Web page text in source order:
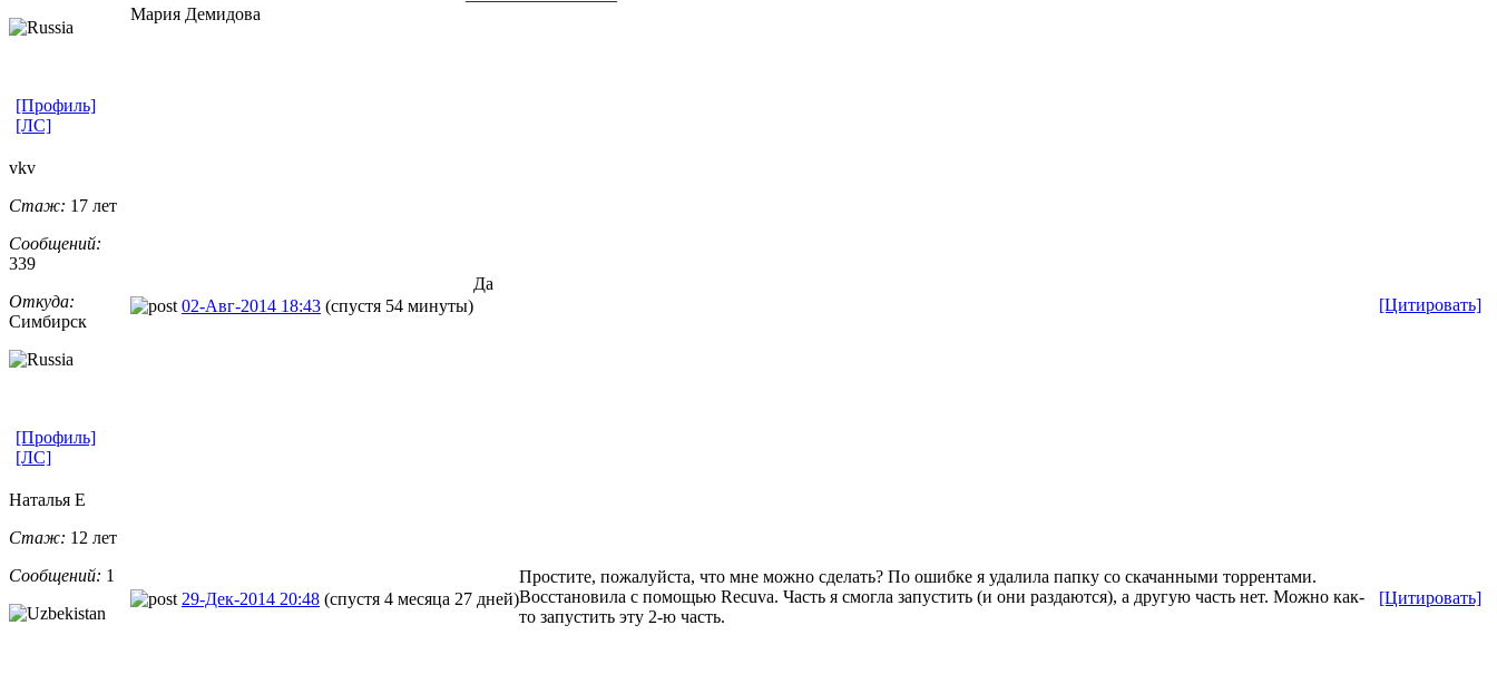
Мария Демидова
[Профиль]
[ЛС]
vkv
Стаж: 17 лет
Сообщений:
339
Откуда:
Симбирск
02-Авг-2014 18:43 (спустя 54 минуты) [Цитировать]
Да
[Профиль]
[ЛС]
Наталья Е
Стаж: 12 лет
Сообщений: 1
29-Дек-2014 20:48 (спустя 4 месяца 27 дней) [Цитировать]
Простите, пожалуйста, что мне можно сделать? По ошибке я удалила папку со скачанными торрентами.
Восстановила с помощью Recuva. Часть я смогла запустить (и они раздаются), а другую часть нет. Можно как-
то запустить эту 2-ю часть.